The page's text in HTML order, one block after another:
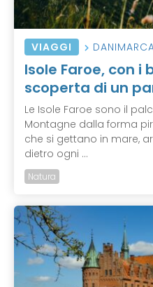
VIAGGI
Isole Faroe, con i
scoperta di un
Le Isole Faroe sono il
Montagne dalla forma
che si gettano in mare,
dietro ogni ...
Natura